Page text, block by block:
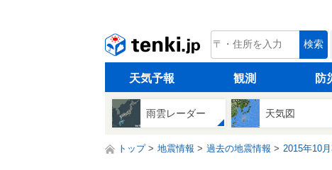
tenki.jp 検索
天気予報 観測 防
雨雲レーダー 天気図
トップ 地震情報 過去の地震情報 2015年10月